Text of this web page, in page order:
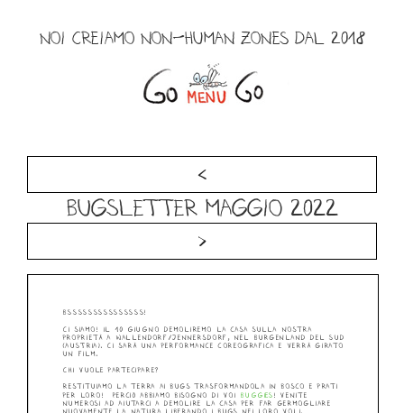
NOI CREIAMO NON-HUMAN ZONES DAL 2018
Menu
<
Bugsletter Maggio 2022
>